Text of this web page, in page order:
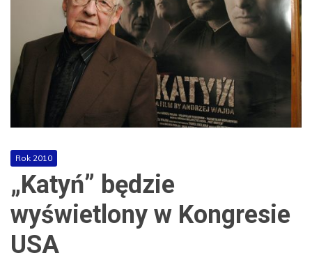
Rok 2010
„Katyń” będzie
wyświetlony w Kongresie
USA